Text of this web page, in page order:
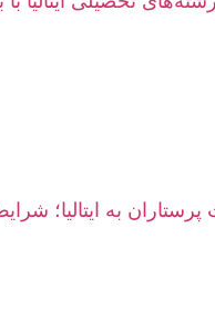
به ایتالیا؛